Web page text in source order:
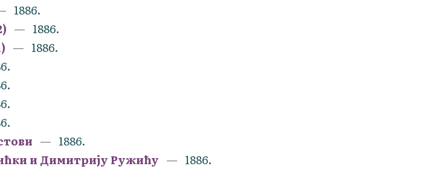
1886.
1886.
1886.
1886.
и Димитрију Ружићу
1886.